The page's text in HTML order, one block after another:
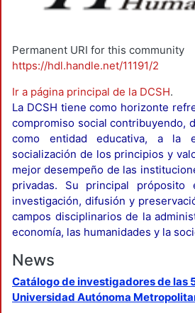
Permanent URI for this community
https://hdl.handle.net/11191/2
Ir a página principal de la DCSH.
La DCSH tiene como horizonte
compromiso social contribuyendo,
como entidad educativa, a la
socialización de los principios y
mejor desempeño de las
privadas. Su principal próposito
investigación, difusión y
campos disciplinarios de la
economía, las humanidades y la
News
Catálogo de investigadores de las
Universidad Autónoma